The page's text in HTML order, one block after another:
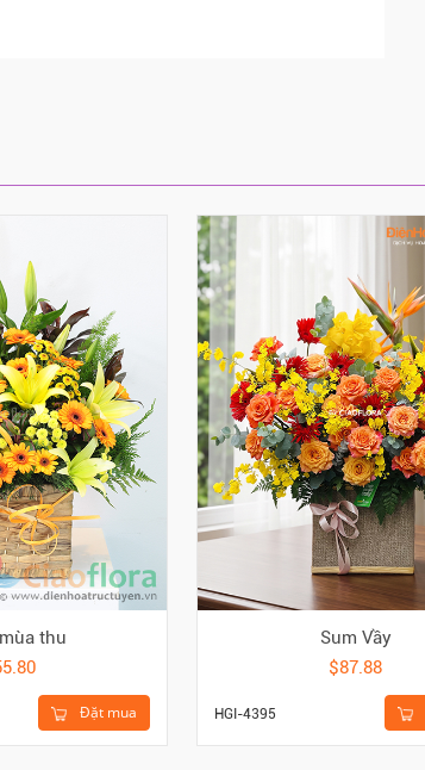
thu
Đặt mua
Sum Vầy
$87.88
HGI-4395